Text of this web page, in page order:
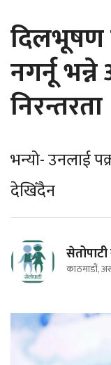
दिलभूषण
नगर्नू
निरन्तरता
भन्यो- उनलाई
देखिँदैन
काठमाडौं,